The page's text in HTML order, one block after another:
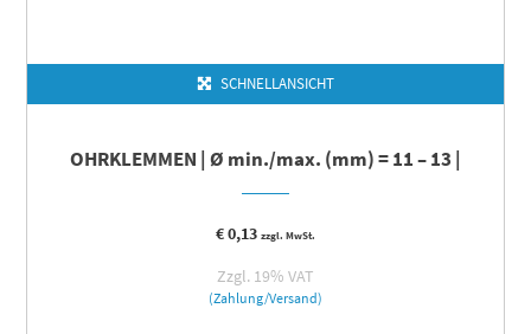
SCHNELLANSICHT
OHRKLEMMEN | Ø min./max. (mm) = 11 – 13 |
€0,13 zzgl. MwSt.
Zzgl. 19% VAT
(Zahlung/Versand)